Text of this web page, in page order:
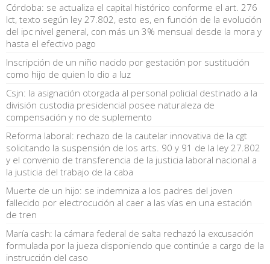
Córdoba: se actualiza el capital histórico conforme el art. 276
lct, texto según ley 27.802, esto es, en función de la evolución
del ipc nivel general, con más un 3% mensual desde la mora y
hasta el efectivo pago
Inscripción de un niño nacido por gestación por sustitución
como hijo de quien lo dio a luz
Csjn: la asignación otorgada al personal policial destinado a la
división custodia presidencial posee naturaleza de
compensación y no de suplemento
Reforma laboral: rechazo de la cautelar innovativa de la cgt
solicitando la suspensión de los arts. 90 y 91 de la ley 27.802
y el convenio de transferencia de la justicia laboral nacional a
la justicia del trabajo de la caba
Muerte de un hijo: se indemniza a los padres del joven
fallecido por electrocución al caer a las vías en una estación
de tren
María cash: la cámara federal de salta rechazó la excusación
formulada por la jueza disponiendo que continúe a cargo de la
instrucción del caso